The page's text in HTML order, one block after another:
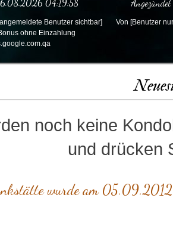
04:19:58
Benutzer sichtbar]
ohne Einzahlung
Von [Benutzer
noch keine
und drücken
wurde am